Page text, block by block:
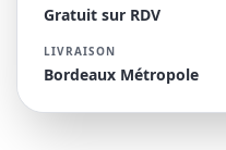
Gratuit sur RDV
LIVRAISON
Bordeaux Métropole